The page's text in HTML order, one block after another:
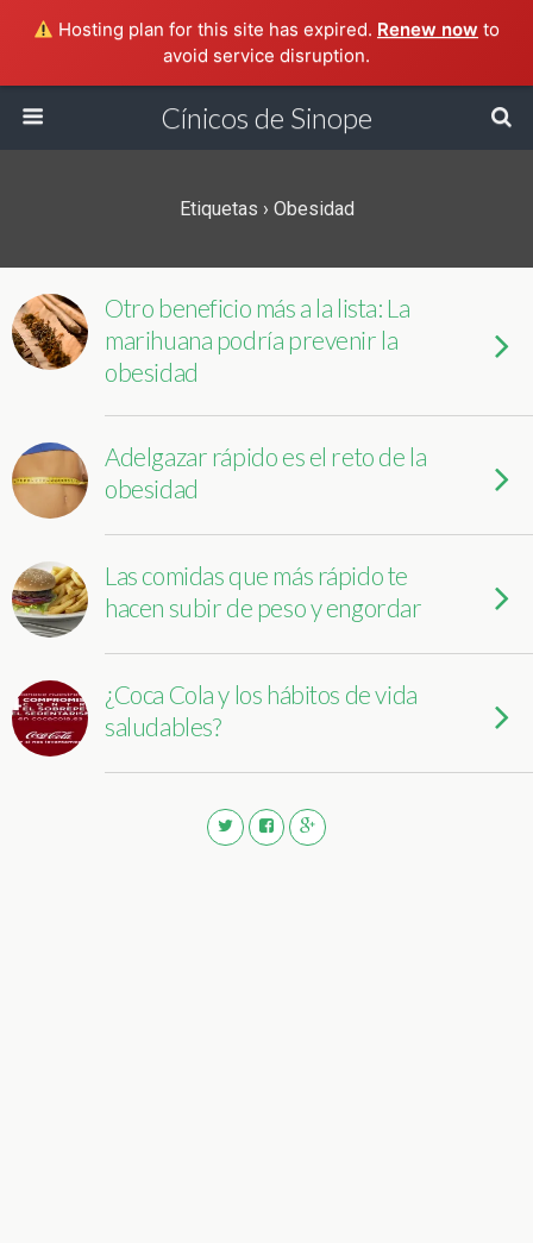
Hosting plan for this site has expired. Renew now to
avoid service disruption.
Cínicos de Sinope
Etiquetas › Obesidad
Otro beneficio más a la lista: La
marihuana podría prevenir la
obesidad
Adelgazar rápido es el reto de la
obesidad
Las comidas que más rápido te
hacen subir de peso y engordar
¿Coca Cola y los hábitos de vida
saludables?